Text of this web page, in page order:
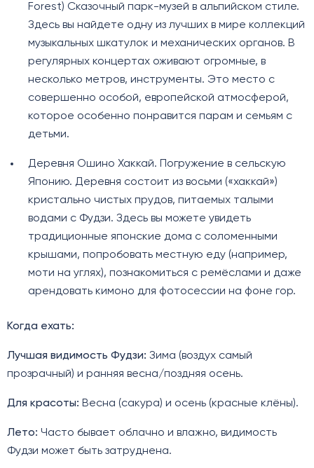
Forest) Сказочный парк-музей в альпийском стиле.
Здесь вы найдете одну из лучших в мире коллекций
музыкальных шкатулок и механических органов. В
регулярных концертах оживают огромные, в
несколько метров, инструменты. Это место с
совершенно особой, европейской атмосферой,
которое особенно понравится парам и семьям с
детьми.
Деревня Ошино Хаккай. Погружение в сельскую
Японию. Деревня состоит из восьми («хаккай»)
кристально чистых прудов, питаемых талыми
водами с Фудзи. Здесь вы можете увидеть
традиционные японские дома с соломенными
крышами, попробовать местную еду (например,
моти на углях), познакомиться с ремёслами и даже
арендовать кимоно для фотосессии на фоне гор.
Когда ехать:
Лучшая видимость Фудзи: Зима (воздух самый
прозрачный) и ранняя весна/поздняя осень.
Для красоты: Весна (сакура) и осень (красные клёны).
Лето: Часто бывает облачно и влажно, видимость
Фудзи может быть затруднена.